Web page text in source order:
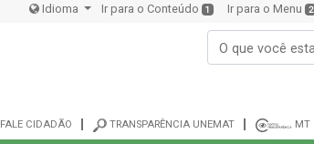
Idioma Ir para o Conteúdo 1 Ir para o Menu 2
FALE CIDADÃO TRANSPARÊNCIA UNEMAT MT